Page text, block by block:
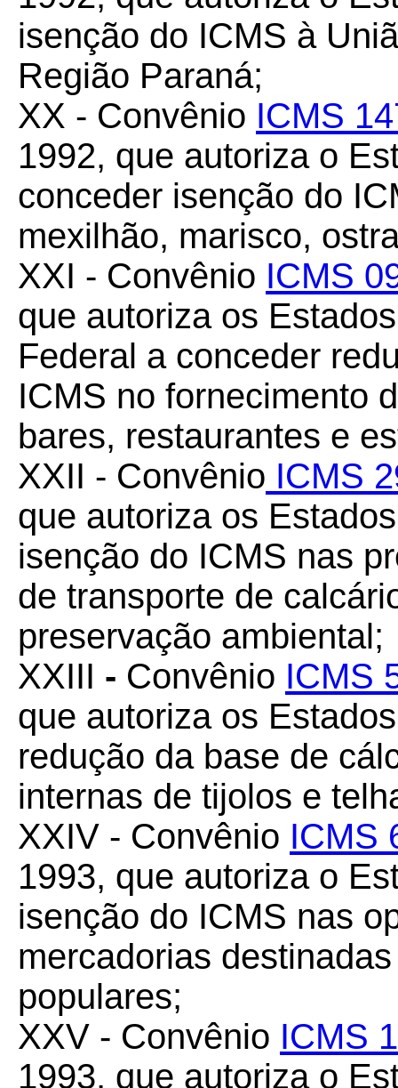
isenção do ICMS à
Região Paraná;
XX - Convênio ICMS
1992, que autoriza o
conceder isenção do
mexilhão, marisco,
XXI - Convênio ICMS
que autoriza os
Federal a conceder
ICMS no fornecimento
bares, restaurantes e
XXII - Convênio ICMS
que autoriza os
isenção do ICMS nas
de transporte de
preservação ambiental;
XXIII - Convênio ICMS
que autoriza os
redução da base de
internas de tijolos e
XXIV - Convênio ICMS
1993, que autoriza o
isenção do ICMS nas
mercadorias
populares;
XXV - Convênio ICMS
1993, que autoriza o